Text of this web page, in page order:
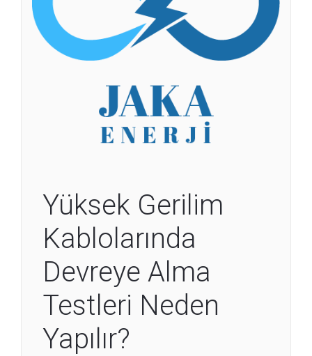
Yüksek Gerilim
Kablolarında
Devreye Alma
Testleri Neden
Yapılır?